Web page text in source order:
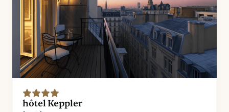
hôtel Keppler